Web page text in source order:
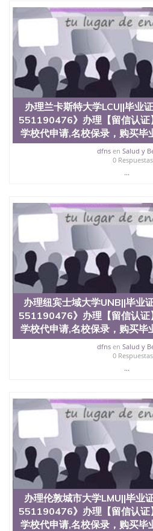
University）圣何塞州立大学（
University）圣何塞州立大学文
University）圣何塞州立大学文
University）文凭圣何塞州立大
State University）圣何塞州立大
State University）圣何塞州立
State University）圣何塞州立
State University）圣 塞州立大
State University）圣何塞州立
University）圣何塞州立大学（
University）圣何塞州立大学（
University）圣何塞州立大学（
University）圣何塞州立大学学
University）圣何塞州立大学学
University）圣何塞州立大学学
University）圣何塞州立大学（
University）圣何塞州立大学（
University）圣何塞州立大学（
University）圣何塞州立大学学
University）圣何塞州立大学学
University）圣何塞州立大学结
University）圣何塞州立大学结
University）圣何塞州立大学结
University）圣何塞州立大学学
University）圣何塞州立大学学
University）圣何塞州立大学学
State University）圣何塞州立大
Jose State University）圣何塞
（San Jose State University）
文凭学位qq微信551190476澳
学学历 绩单购买学位证书/澳
买澳洲大学毕业证成绩单假文凭
昆士兰大学学历成绩单购买学
士做文凭/购买澳洲大学毕业证
理墨尔本皇家理工大学||毕业
551190476》办理【留信认证
学校代申请,名校保录，购买毕
凭假学历假毕业证，【学历认
失补办，制作文凭，学历，回
购买文凭毕业证，办理各国各
一专业服务）录取通知书，雅思
办理兰卡斯特大学LCU||毕业
551190476》办理【留信认证
学校代申请,名校保录，购买毕
dfnsen Salud y
0 Respuestas
...
办理纽宾士域大学UNB||毕业
551190476》办理【留信认证
学校代申请,名校保录，购买毕
dfnsen Salud y
0 Respuestas
...
办理伦敦城市大学LMU||毕业
551190476》办理【留信认证
学校代申请,名校保录，购买毕